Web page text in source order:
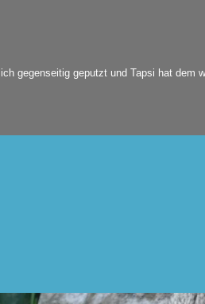
gegenseitig geputzt und Tapsi hat dem